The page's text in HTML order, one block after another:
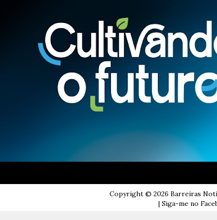
Copyright © 2026 Barreiras
| Siga-me no